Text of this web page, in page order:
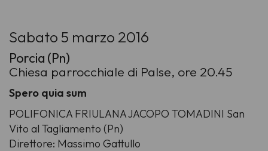
Sabato 5 marzo 2016
Porcia (Pn)
Chiesa parrocchiale di Palse, ore 20.45
Spero quia sum
POLIFONICA FRIULANA JACOPO TOMADINI San
Vito al Tagliamento (Pn)
Direttore: Massimo Gattullo